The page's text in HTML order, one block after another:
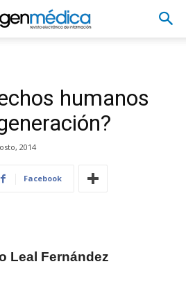
humanos
2014
Facebook
Leal Fernández